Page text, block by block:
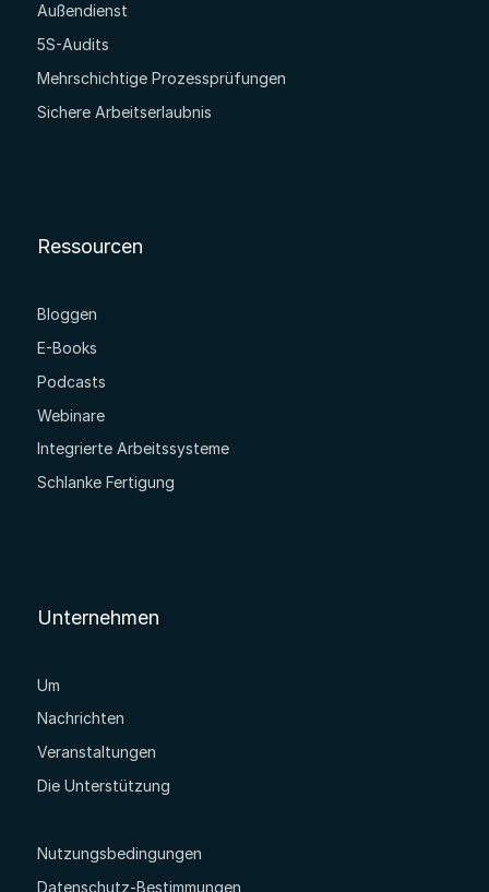
Außendienst
5S-Audits
Mehrschichtige Prozessprüfungen
Sichere Arbeitserlaubnis
Ressourcen
Bloggen
E-Books
Podcasts
Webinare
Integrierte Arbeitssysteme
Schlanke Fertigung
Unternehmen
Um
Nachrichten
Veranstaltungen
Die Unterstützung
Nutzungsbedingungen
Datenschutz-Bestimmungen